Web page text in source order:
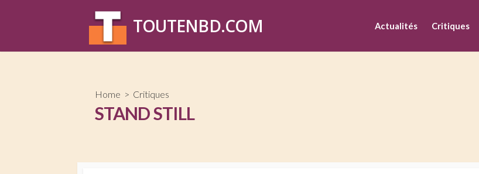
TOUTENBD.COM Actualités Critiques
Home > Critiques
STAND STILL